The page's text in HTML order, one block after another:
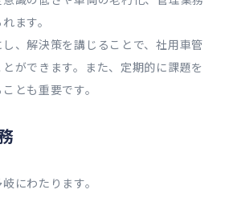
ます。
、解決策を講じることで、社用車管
ができます。また、定期的に課題を
とも重要です。
にわたります。